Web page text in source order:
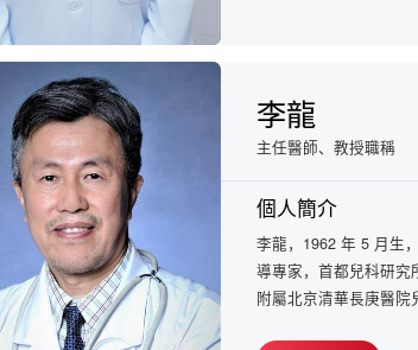
李龍
主任醫師、教授職稱
個人簡介
李龍，1962 年 5 月生
導專家，首都兒科研究
附屬北京清華長庚醫